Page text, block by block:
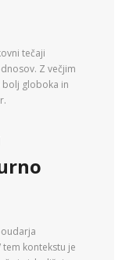
tečaji
Z večjim
globoka in
kontekstu je